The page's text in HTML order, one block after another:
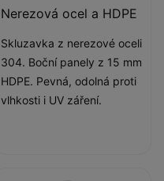
Nerezová ocel a HDPE
Skluzavka z nerezové oceli
304. Boční panely z 15 mm
HDPE. Pevná, odolná proti
vlhkosti i UV záření.